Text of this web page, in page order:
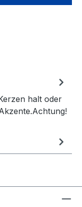
halt oder